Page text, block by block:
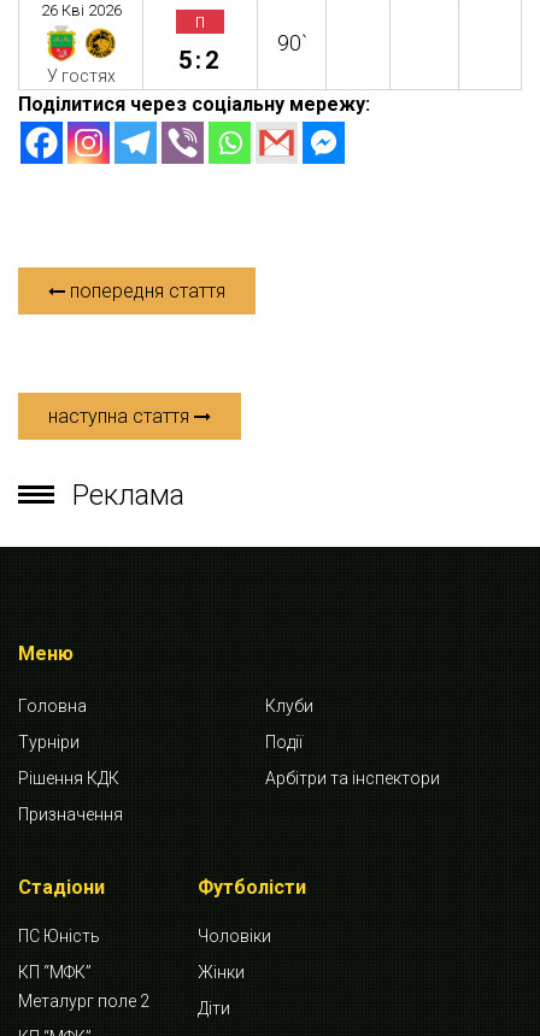
26 Кві 2026
У гостях
п
5:2
90`
Поділитися через соціальну мережу:
попередня стаття
наступна стаття
Реклама
Меню
Головна
Клуби
Турніри
Події
Рішення КДК
Арбітри та інспектори
Призначення
Стадіони
ПС Юність
КП “МФК”
Металург поле 2
Футболісти
Чоловіки
Жінки
Діти